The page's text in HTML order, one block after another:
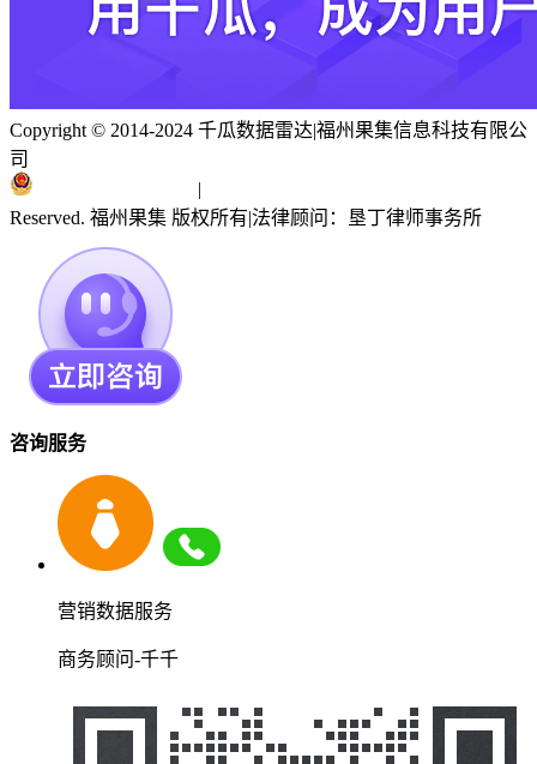
Copyright © 2014-2024 千瓜数据雷达|福州果集信息科技有限公
司
|
Reserved. 福州果集 版权所有|法律顾问：垦丁律师事务所
咨询服务
营销数据服务
商务顾问-千千